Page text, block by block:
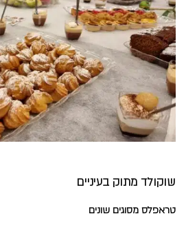
שוקולד מתוק בעיניים
טראפלס מסוגים שונים